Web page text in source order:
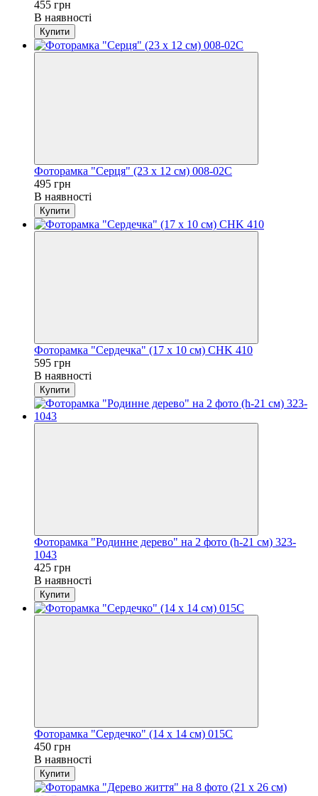
455 грн
В наявності
Купити
Фоторамка "Серця" (23 x 12 см) 008-02C
495 грн
В наявності
Купити
Фоторамка "Сердечка" (17 x 10 см) CHK 410
595 грн
В наявності
Купити
Фоторамка "Родинне дерево" на 2 фото (h-21 см) 323-
1043
425 грн
В наявності
Купити
Фоторамка "Сердечко" (14 x 14 см) 015C
450 грн
В наявності
Купити